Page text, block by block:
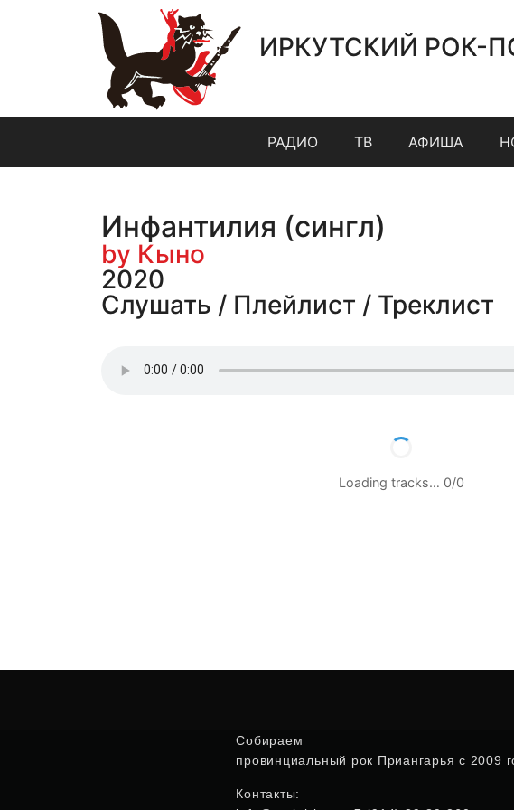
ИРКУТСКИЙ РОК-
РАДИО ТВ АФИША
Инфантилия (сингл)
by Кыно
2020
Слушать / Плейлист / Треклист
Loading tracks… 0/0
Собираем
провинциальный рок Приангарья с 2009
Контакты: